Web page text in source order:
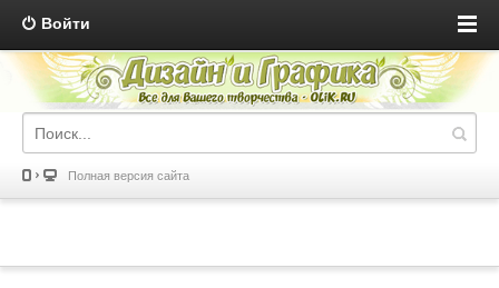
Войти
Полная версия сайта